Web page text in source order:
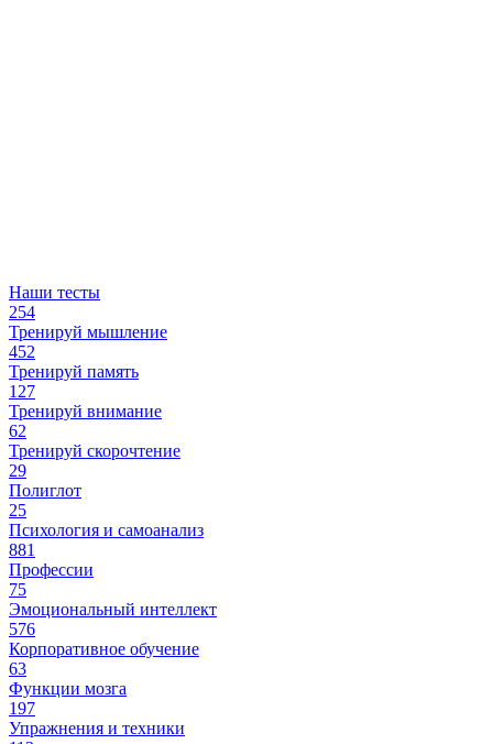
Наши тесты
254
Тренируй мышление
452
Тренируй память
127
Тренируй внимание
62
Тренируй скорочтение
29
Полиглот
25
Психология и самоанализ
881
Профессии
75
Эмоциональный интеллект
576
Корпоративное обучение
63
Функции мозга
197
Упражнения и техники